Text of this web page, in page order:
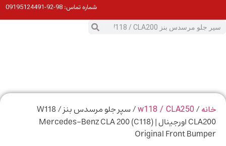
شماره تماس:98-92-09195124491
/
w118 / CLA250
/ سپر جلو مرسدس بنز W118 /
CLA200 اورجینال | Mercedes-Benz CLA 200 (C118)
Original Front